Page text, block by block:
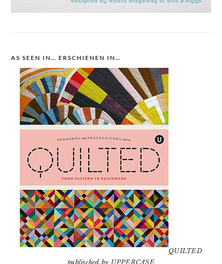
AS SEEN IN… ERSCHIENEN IN…
QUILTED
publisched by UPPERCASE